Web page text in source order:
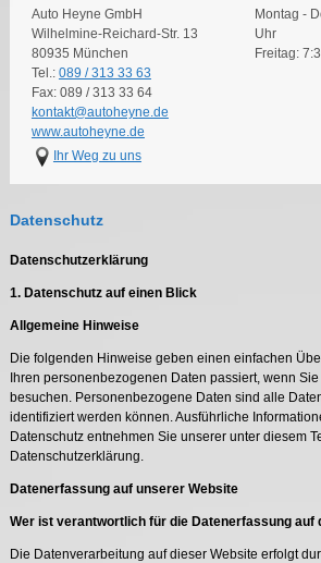
Auto Heyne GmbH
Wilhelmine-Reichard-Str. 13
80935 München
Tel.: 089 / 313 33 63
Fax: 089 / 313 33 64
kontakt@autoheyne.de
www.autoheyne.de
Ihr Weg zu uns
Montag -
Uhr
Freitag:
Datenschutz
Datenschutzerklärung
1. Datenschutz auf einen Blick
Allgemeine Hinweise
Die folgenden Hinweise geben einen einfachen
Ihren personenbezogenen Daten passiert, wenn
besuchen. Personenbezogene Daten sind alle
identifiziert werden können. Ausführliche
Datenschutz entnehmen Sie unserer unter diesem
Datenschutzerklärung.
Datenerfassung auf unserer Website
Wer ist verantwortlich für die Datenerfassung auf
Die Datenverarbeitung auf dieser Website erfolgt